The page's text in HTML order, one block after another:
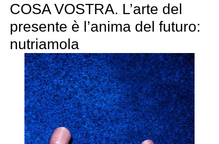
COSA VOSTRA. L’arte del
presente è l’anima del futuro:
nutriamola